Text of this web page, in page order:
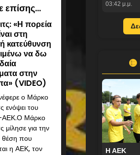
επίσης...
«Η πορεία
στη
κατεύθυνση
να δω
στην
(VIDEO)
ο Μάρκο
ενόψει του
Μάρκο
μίλησε για την
που
η ΑΕΚ, τον
03:42 μ.μ.
Η ΑΕΚ